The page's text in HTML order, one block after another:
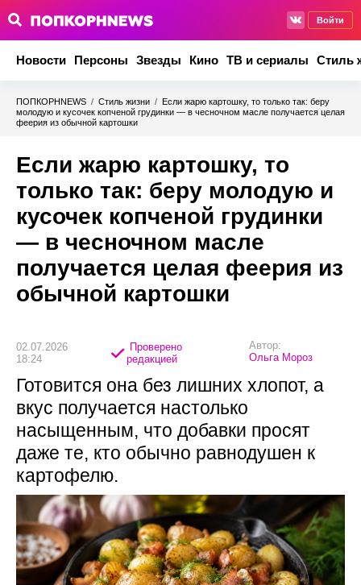
Войти
Новости Персоны Звезды Кино ТВ и сериалы Стиль
ПОПКОРНNEWS / Стиль жизни / Если жарю картошку, то только так: беру
молодую и кусочек копченой грудинки — в чесночном масле получается целая
феерия из обычной картошки
Если жарю картошку, то
только так: беру молодую и
кусочек копченой грудинки
— в чесночном масле
получается целая феерия из
обычной картошки
02.07.2026
18:24
Проверено
редакцией
Автор:
Ольга Мороз
Готовится она без лишних хлопот, а
вкус получается настолько
насыщенным, что добавки просят
даже те, кто обычно равнодушен к
картофелю.